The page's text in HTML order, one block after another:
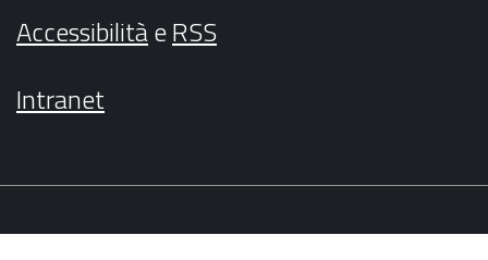
AccessibilitàeRSS
Intranet